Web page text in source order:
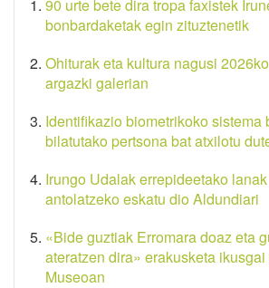
90 urte bete dira tropa faxistek
bonbardaketak egin zituztenetik
Ohiturak eta kultura nagusi
argazki galerian
Identifikazio biometrikoko sistema
bilatutako pertsona bat atxilotu
Irungo Udalak errepideetako
antolatzeko eskatu dio Aldundiari
«Bide guztiak Erromara doaz eta
ateratzen dira» erakusketa
Museoan